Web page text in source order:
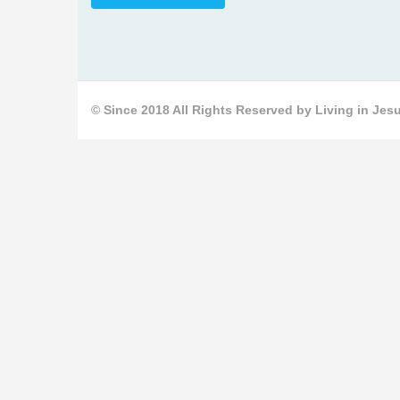
© Since 2018 All Rights Reserved by Living in